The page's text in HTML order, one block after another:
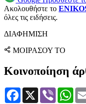
Ακολουθήστε το
όλες τις ειδήσεις.
ΔΙΑΦΗΜΙΣΗ
ΜΟΙΡΑΣΟΥ ΤΟ
Κοινοποίηση
Facebook
X Viber